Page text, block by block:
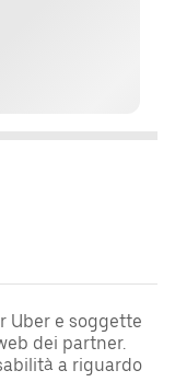
Uber e soggette
dei partner.
a riguardo